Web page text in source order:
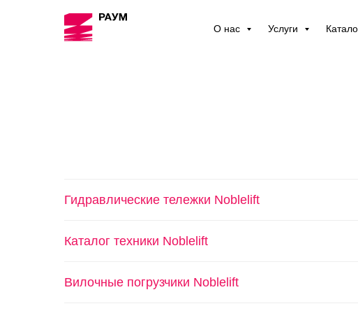
О нас Услуги
Гидравлические тележки Noblelift
Каталог техники Noblelift
Вилочные погрузчики Noblelift